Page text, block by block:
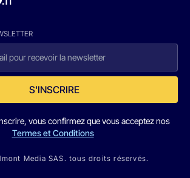
S'INSCRIRE
vous confirmez que vous acceptez nos
Termes et Conditions
Media SAS. tous droits réservés.